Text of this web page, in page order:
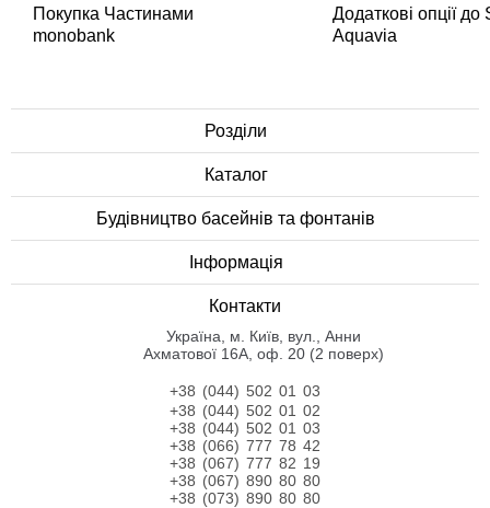
Покупка Частинами
monobank
Додаткові опції
Aquavia
Розділи
Каталог
Будівництво басейнів та фонтанів
Інформація
Контакти
Українa, м. Київ, вул., Анни
Ахматової 16А, оф. 20 (2 поверх)
+38 (044) 502 01 03
+38 (044) 502 01 02
+38 (044) 502 01 03
+38 (066) 777 78 42
+38 (067) 777 82 19
+38 (067) 890 80 80
+38 (073) 890 80 80